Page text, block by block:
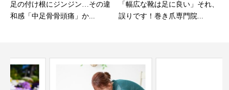
足の付け根にジンジン…その違
和感「中足骨骨頭痛」か...
「幅広な靴は足に良い」それ、
誤りです！巻き爪専門院...